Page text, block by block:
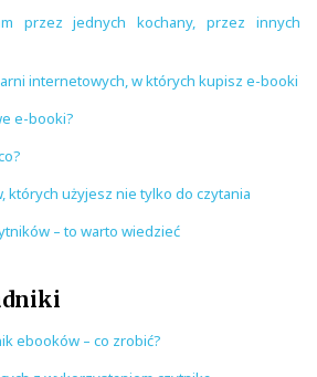
przez jednych kochany, przez innych
internetowych, w których kupisz e-booki
e-booki?
których użyjesz nie tylko do czytania
– to warto wiedzieć
ebooków – co zrobić?